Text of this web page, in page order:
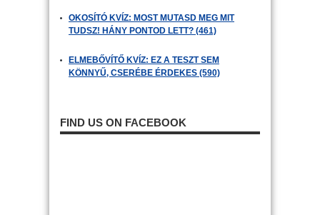
OKOSÍTÓ KVÍZ: MOST MUTASD MEG MIT
TUDSZ! HÁNY PONTOD LETT? (461)
ELMEBŐVÍTŐ KVÍZ: EZ A TESZT SEM
KÖNNYŰ, CSERÉBE ÉRDEKES (590)
FIND US ON FACEBOOK